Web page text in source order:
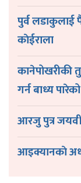
पुर्व लडाकुलाई
काेईराला
कानेपोखरीकी
गर्न बाध्य
आरजु पुत्र
आइक्यानकाे